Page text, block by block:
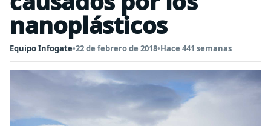
nanoplásticos
Equipo Infogate•22 de febrero de 2018•Hace 441 semanas